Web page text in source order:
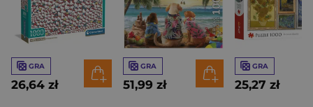
GRA
26,64 zł
GRA
51,99 zł
GRA
25,27 zł